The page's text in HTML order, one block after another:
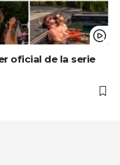
oficial de la serie